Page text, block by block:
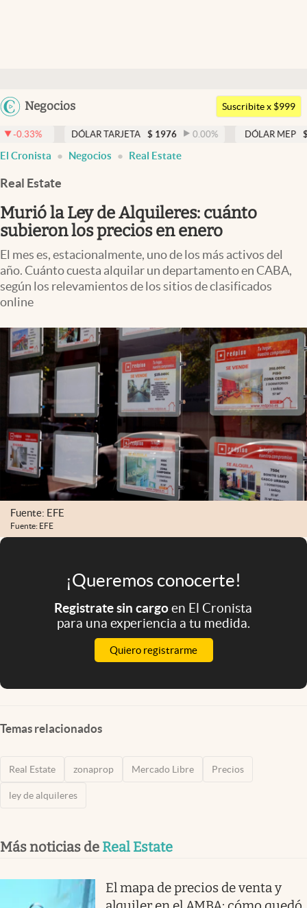
Argentina
Negocios
Members
Economía y Política
Finanzas y Mercados
Mercados Online
Negocios
Columnistas
Otras secciones
Apertura
Clase
Eventos Corporativos
El Cronista Studio
Mediakit
abre en nueva pestaña
Argentina
Suscribite x $999
DÓLAR TARJETA $ 1976 0.00% DÓLAR MEP $ 1526,03
El Cronista Negocios Real Estate
Real Estate
Murió la Ley de Alquileres: cuánto
subieron los precios en enero
El mes es, estacionalmente, uno de los más activos del
año. Cuánto cuesta alquilar un departamento en CABA,
según los relevamientos de los sitios de clasificados
online
Fuente: EFE
Fuente: EFE
¡Queremos conocerte!
Registrate sin cargoen El Cronista
para una experiencia a tu medida.
Quiero registrarme
Temas relacionados
Real Estate zonaprop Mercado Libre Precios
ley de alquileres
Más noticias de Real Estate
El mapa de precios de venta y